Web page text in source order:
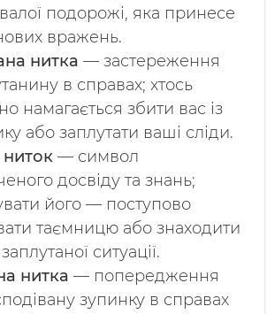
подорожі, яка принесе
вражень.
нитка — застереження
в справах; хтось
намагається збити вас із
або заплутати ваші сліди.
— символ
досвіду та знань;
його — поступово
таємницю або знаходити
ситуації.
нитка — попередження
зупинку в справах